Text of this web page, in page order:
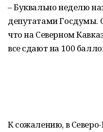
– Буквально неделю
депутатами Госдумы.
что на Северном
все сдают на 100
К сожалению, в